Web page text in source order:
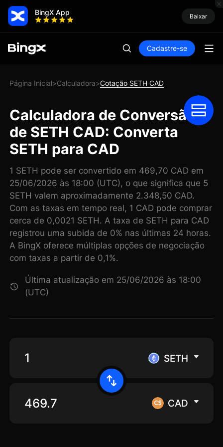
BingX App Baixar
Cadastre-se
Página Inicial>Calculadora>Cotação SETH CAD
Calculadora de Conversão
de SETH CAD: Converta
SETH para CAD
1 SETH pode ser convertido em 469,70 CAD em
25/06/2026 às 18:00 (UTC), o que significa que 5
SETH valem aproximadamente 2.348,50 CAD.
Com as taxas em tempo real, 1 CAD pode comprar
cerca de 0,0021 SETH. A taxa de SETH para CAD
registrou uma subida de 0% nas últimas 24 horas.
A BingX oferece múltiplas opções de negociação
com taxas a partir de 0,1%.
Última atualização em 25/06/2026 às 18:00
(UTC)
SETH
CAD